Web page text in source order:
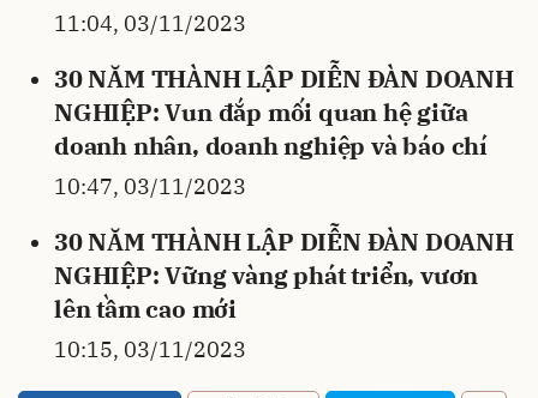
11:04, 03/11/2023
30 NĂM THÀNH LẬP DIỄN ĐÀN DOANH
NGHIỆP: Vun đắp mối quan hệ giữa
doanh nhân, doanh nghiệp và báo chí
10:47, 03/11/2023
30 NĂM THÀNH LẬP DIỄN ĐÀN DOANH
NGHIỆP: Vững vàng phát triển, vươn
lên tầm cao mới
10:15, 03/11/2023